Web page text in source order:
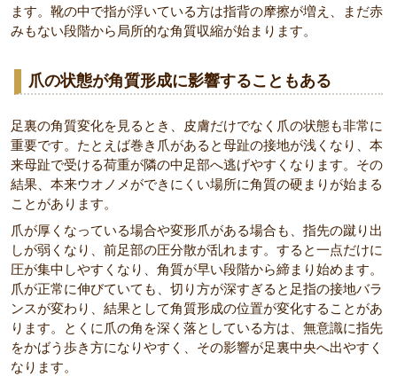
ます。靴の中で指が浮いている方は指背の摩擦が増え、まだ赤
みもない段階から局所的な角質収縮が始まります。
爪の状態が角質形成に影響することもある
足裏の角質変化を見るとき、皮膚だけでなく爪の状態も非常に
重要です。たとえば巻き爪があると母趾の接地が浅くなり、本
来母趾で受ける荷重が隣の中足部へ逃げやすくなります。その
結果、本来ウオノメができにくい場所に角質の硬まりが始まる
ことがあります。
爪が厚くなっている場合や変形爪がある場合も、指先の蹴り出
しが弱くなり、前足部の圧分散が乱れます。すると一点だけに
圧が集中しやすくなり、角質が早い段階から締まり始めます。
爪が正常に伸びていても、切り方が深すぎると足指の接地バラ
ンスが変わり、結果として角質形成の位置が変化することがあ
ります。とくに爪の角を深く落としている方は、無意識に指先
をかばう歩き方になりやすく、その影響が足裏中央へ出やすく
なります。